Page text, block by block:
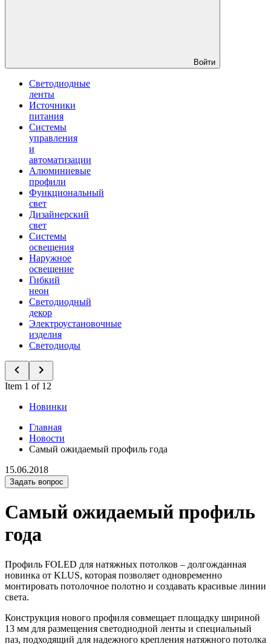
Войти
Светодиодные
ленты
Источники
питания
Системы
управления
и
автоматизации
Алюминиевые
профили
Функциональный
свет
Дизайнерский
свет
Системы
освещения
Наружное
освещение
Гибкий
неон
Светодиодный
декор
Электроустановочные
изделия
Светодиоды
Item 1 of 12
Новинки
Главная
Новости
Самый ожидаемый профиль года
15.06.2018
Задать вопрос
Самый ожидаемый профиль
года
Профиль FOLED для натяжных потолков – долгожданная
новинка от KLUS, которая позволяет одновременно
монтировать потолочное полотно и создавать красивые линии
света.
Конструкция нового профиля совмещает площадку шириной
13 мм для размещения светодиодной ленты и специальный
паз, подходящий для надежного крепления натяжного потолка